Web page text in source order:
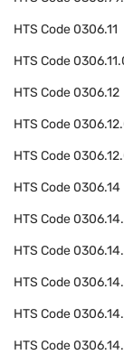
HTS Code0306.11
HTS Code
HTS Code0306.12
HTS Code
HTS Code
HTS Code0306.14
HTS Code
HTS Code
HTS Code
HTS Code
HTS Code